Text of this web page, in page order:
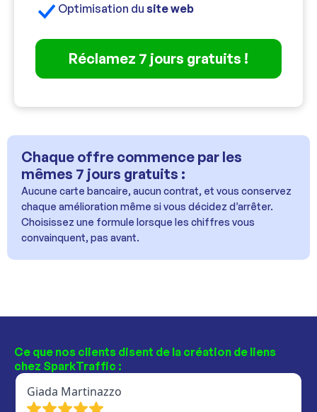
Optimisation du site web
Réclamez 7 jours gratuits !
Chaque offre commence par les
mêmes 7 jours gratuits :
Aucune carte bancaire, aucun contrat, et vous conservez
chaque amélioration même si vous décidez d’arrêter.
Choisissez une formule lorsque les chiffres vous
convainquent, pas avant.
Ce que nos clients disent de la création de liens
chez SparkTraffic :